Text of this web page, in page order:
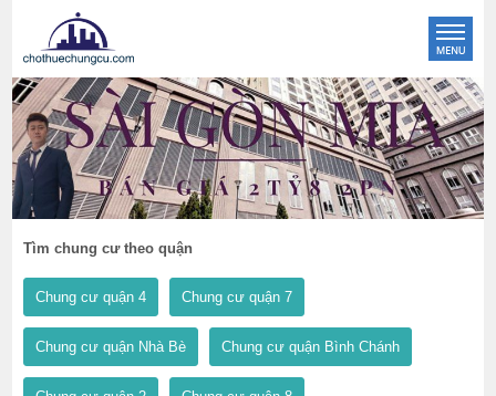
Tìm chung cư theo quận
Chung cư quận 4 Chung cư quận 7
Chung cư quận Nhà Bè Chung cư quận Bình Chánh